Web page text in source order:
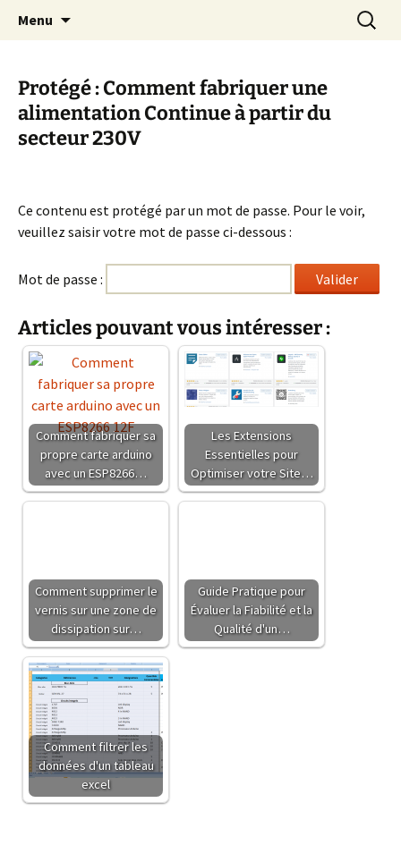
Christian Pc
Cours Dépannages informatique
Interventions rapides création de sites
Menu
Protégé : Comment fabriquer une
alimentation Continue à partir du
secteur 230V
Ce contenu est protégé par un mot de passe. Pour le voir,
veuillez saisir votre mot de passe ci-dessous :
Mot de passe :
Articles pouvant vous intéresser :
Comment fabriquer sa
propre carte arduino
avec un ESP8266…
Les Extensions
Essentielles pour
Optimiser votre Site…
Comment supprimer le
vernis sur une zone de
dissipation sur…
Guide Pratique pour
Évaluer la Fiabilité et la
Qualité d'un…
Comment filtrer les
données d'un tableau
excel